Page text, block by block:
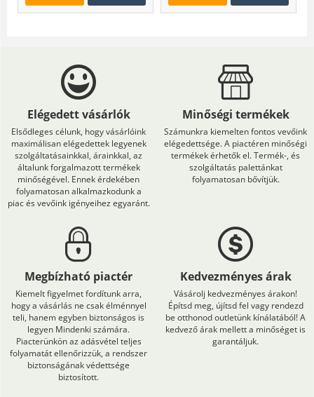
Elégedett vásárlók
Elsődleges célunk, hogy vásárlóink
maximálisan elégedettek legyenek
szolgáltatásainkkal, árainkkal, az
általunk forgalmazott termékek
minőségével. Ennek érdekében
folyamatosan alkalmazkodunk a
piac és vevőink igényeihez egyaránt.
Minőségi termékek
Számunkra kiemelten fontos vevőink
elégedettsége. A piactéren minőségi
termékek érhetők el. Termék-, és
szolgáltatás palettánkat
folyamatosan bővítjük.
Megbízható piactér
Kiemelt figyelmet fordítunk arra,
hogy a vásárlás ne csak élménnyel
teli, hanem egyben biztonságos is
legyen Mindenki számára.
Piacterünkön az adásvétel teljes
folyamatát ellenőrizzük, a rendszer
biztonságának védettsége
biztosított.
Kedvezményes árak
Vásárolj kedvezményes árakon!
Építsd meg, újítsd fel vagy rendezd
be otthonod outletünk kínálatából! A
kedvező árak mellett a minőséget is
garantáljuk.